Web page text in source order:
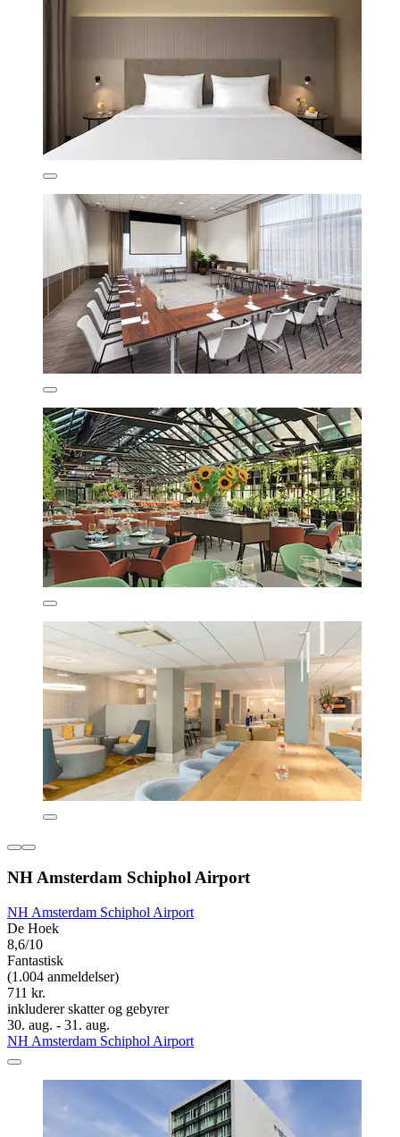
NH Amsterdam Schiphol Airport
NH Amsterdam Schiphol Airport
De Hoek
8,6/10
Fantastisk
(1.004 anmeldelser)
711 kr.
inkluderer skatter og gebyrer
30. aug. - 31. aug.
NH Amsterdam Schiphol Airport